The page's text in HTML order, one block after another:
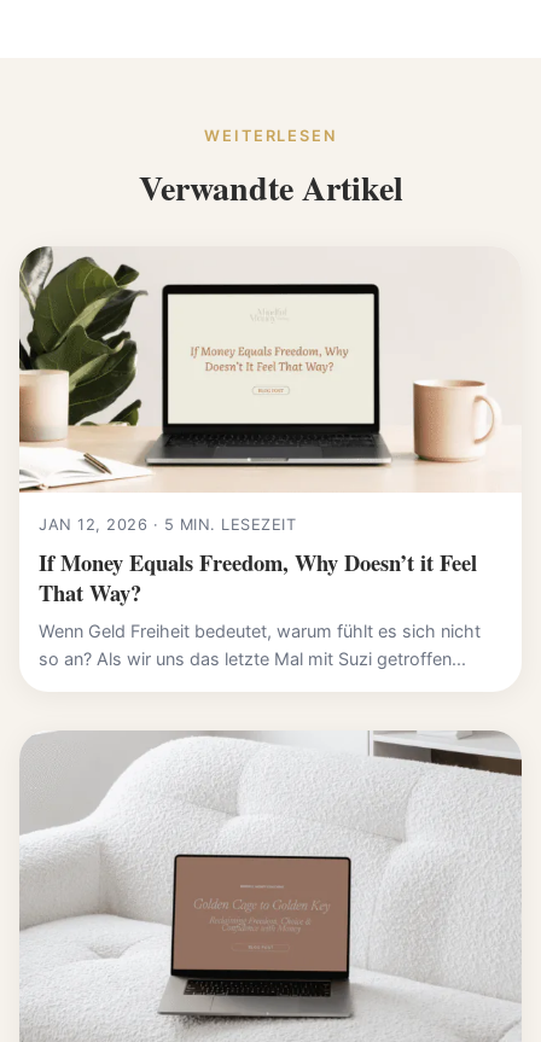
WEITERLESEN
Verwandte Artikel
JAN 12, 2026 · 5 MIN. LESEZEIT
If Money Equals Freedom, Why Doesn’t it Feel
That Way?
Wenn Geld Freiheit bedeutet, warum fühlt es sich nicht
so an? Als wir uns das letzte Mal mit Suzi getroffen...